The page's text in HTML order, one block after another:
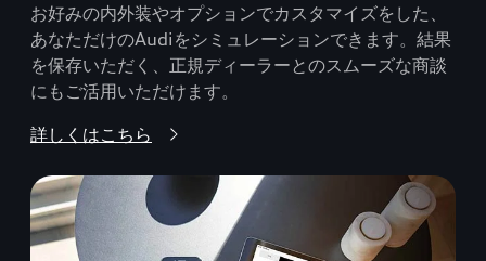
お好みの内外装やオプションでカスタマイズをした、
あなただけのAudiをシミュレーションできます。結果
を保存いただく、正規ディーラーとのスムーズな商談
にもご活用いただけます。
詳しくはこちら